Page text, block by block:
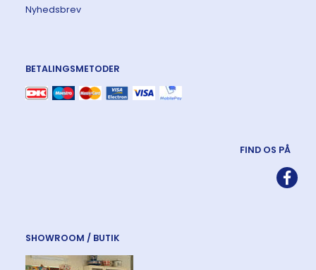
Nyhedsbrev
BETALINGSMETODER
FIND OS PÅ
SHOWROOM / BUTIK